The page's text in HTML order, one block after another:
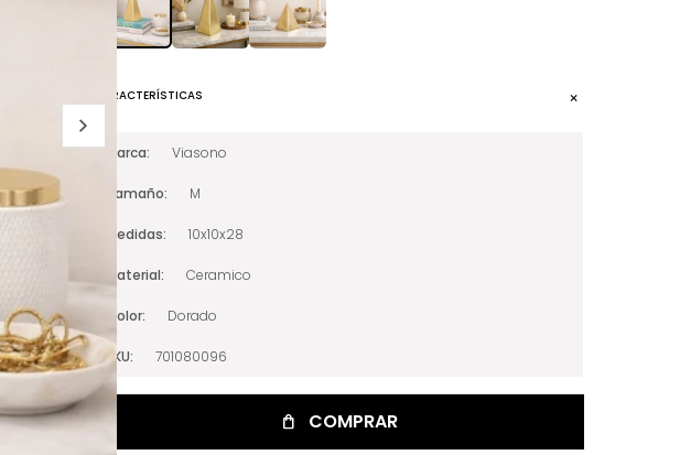
CARACTERÍSTICAS
Marca Viasono
Tamaño M
Medidas 10x10x28
Material Ceramico
Color Dorado
SKU 701080096
COMPRAR